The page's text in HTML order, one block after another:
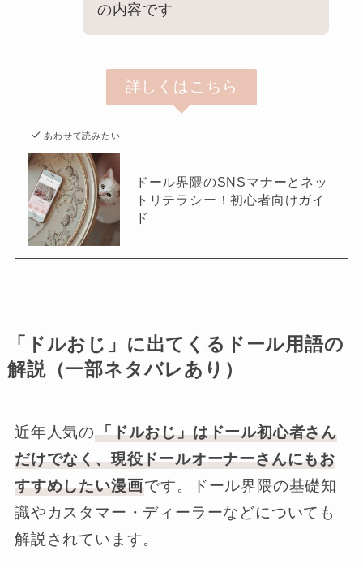
の内容です
詳しくはこちら
あわせて読みたい
ドール界隈のSNSマナーとネッ
トリテラシー！初心者向けガイ
ド
「ドルおじ」に出てくるドール用語の
解説（一部ネタバレあり）
近年人気の「ドルおじ」はドール初心者さん
だけでなく、現役ドールオーナーさんにもお
すすめしたい漫画です。ドール界隈の基礎知
識やカスタマー・ディーラーなどについても
解説されています。